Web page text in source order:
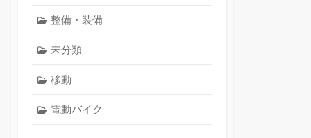
整備・装備
未分類
移動
電動バイク